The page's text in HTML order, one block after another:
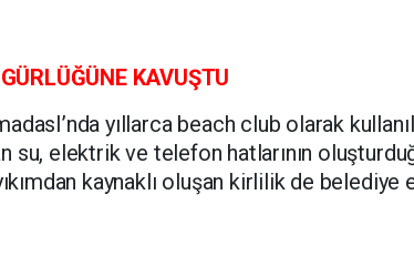
KAVUŞTU
yıllarca beach club olarak
su, elektrik ve telefon hatlarının
kaynaklı oluşan kirlilik de belediye